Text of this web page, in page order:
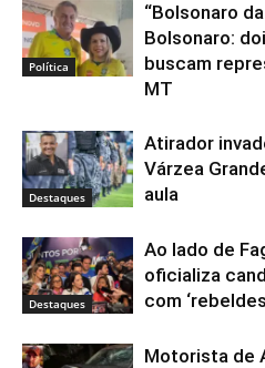
Política
“Bolsonaro
Bolsonaro:
buscam
MT
Destaques
Atirador
Várzea
aula
Destaques
Ao lado de
oficializa
com
Motorista de